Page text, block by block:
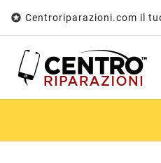
 Centroriparazioni.com il